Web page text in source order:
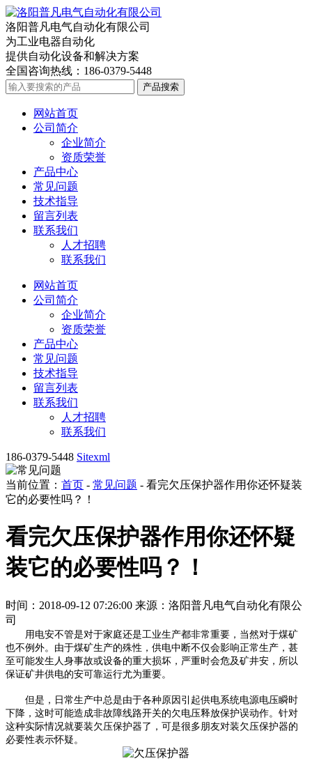
洛阳普凡电气自动化有限公司
为工业电器自动化
提供自动化设备和解决方案
全国咨询热线： 186-0379-5448
产品搜索
网站首页
公司简介
企业简介
资质荣誉
产品中心
常见问题
技术指导
留言列表
联系我们
人才招聘
联系我们
网站首页
公司简介
企业简介
资质荣誉
产品中心
常见问题
技术指导
留言列表
联系我们
人才招聘
联系我们
186-0379-5448 Sitexml
当前位置： 首页 - 常见问题 - 看完欠压保护器作用你还怀疑装
它的必要性吗？！
看完欠压保护器作用你还怀疑
装它的必要性吗？！
时间：2018-09-12 07:26:00 来源：洛阳普凡电气自动化有限公
司
用电安不管是对于家庭还是工业生产都非常重要，当然对于煤矿
也不例外。由于煤矿生产的殊性，供电中断不仅会影响正常生产，甚
至可能发生人身事故或设备的重大损坏，严重时会危及矿井安，所以
保证矿井供电的安可靠运行尤为重要。
但是，日常生产中总是由于各种原因引起供电系统电源电压瞬时
下降，这时可能造成非故障线路开关的欠电压释放保护误动作。针对
这种实际情况就要装欠压保护器了，可是很多朋友对装欠压保护器的
必要性表示怀疑。